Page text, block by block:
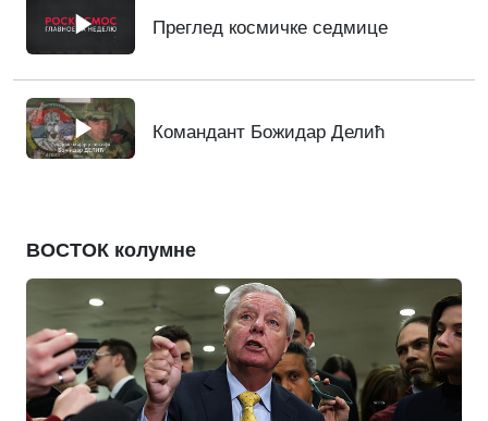
Преглед космичке седмице
Командант Божидар Делић
ВОСТОК колумне